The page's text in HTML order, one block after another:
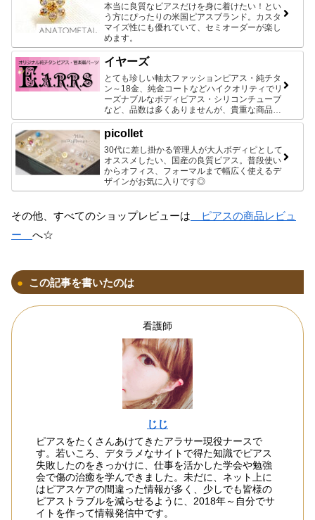
本当に良質なピアスだけを身に着けたい！とい
う方にぴったりの米国ピアスブランド。カスタ
マイズ性にも優れていて、セミオーダーが楽し
めます。
イヤーズ
とても珍しい軸太ファッションピアス・純チタ
ン～18金、純金コートなどハイクオリティでリ
ーズナブルなボディピアス・シリコンチューブ
など、品数は多くありませんが、貴重な商品ば
かりです♪
picollet
30代に差し掛かる管理人が大人ボディピとして
オススメしたい、国産の良質ピアス。普段使い
からオフィス、フォーマルまで幅広く使えるデ
ザインがお気に入りです◎
その他、すべてのショップレビューは ピアスの商品レビュ
ー へ☆
この記事を書いたのは
看護師
じじ
ピアスをたくさんあけてきたアラサー現役ナースで
す。若いころ、デタラメなサイトで得た知識でピアス
失敗したのをきっかけに、仕事を活かした学会や勉強
会で傷の治癒を学んできました。未だに、ネット上に
はピアスケアの間違った情報が多く、少しでも皆様の
ピアストラブルを減らせるように、2018年～自分でサ
イトを作って情報発信中です。